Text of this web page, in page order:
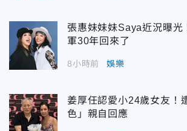
張惠妹妹妹Saya近況曝光
軍30年回來了
8小時前 娛樂
姜厚任認愛小24歲女友！
色」親自回應